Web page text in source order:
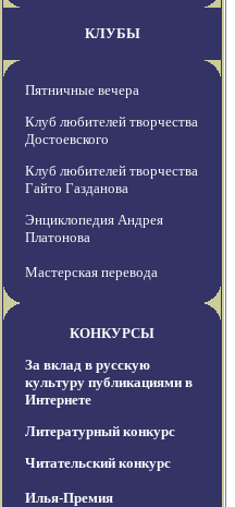
КЛУБЫ
Пятничные вечера
Клуб любителей творчества
Достоевского
Клуб любителей творчества
Гайто Газданова
Энциклопедия Андрея
Платонова
Мастерская перевода
КОНКУРСЫ
За вклад в русскую
культуру публикациями в
Интернете
Литературный конкурс
Читательский конкурс
Илья-Премия